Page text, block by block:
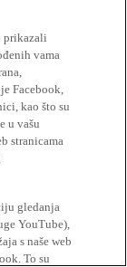
prikazali
vama
Facebook,
kao što su
u vašu
stranicama
gledanja
YouTube),
s naše web
To su